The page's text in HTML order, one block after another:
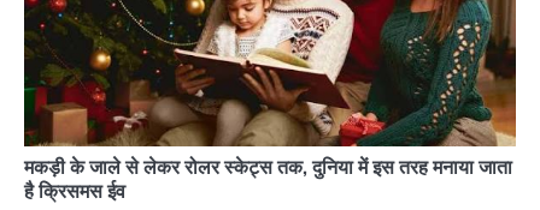
मकड़ी के जाले से लेकर रोलर स्केट्स तक, दुनिया में इस तरह मनाया जाता
है क्रिसमस ईव